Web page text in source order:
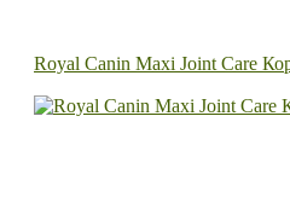
Royal Canin Maxi Joint Care